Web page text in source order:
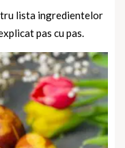
lista ingredientelor
pas cu pas.